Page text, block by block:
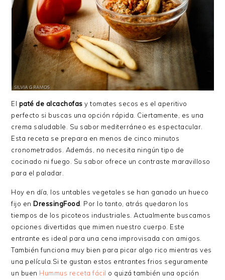
El paté de alcachofas y tomates secos es el aperitivo
perfecto si buscas una opción rápida. Ciertamente, es una
crema saludable. Su sabor mediterráneo es espectacular.
Esta receta se prepara en menos de cinco minutos
cronometrados. Además, no necesita ningún tipo de
cocinado ni fuego. Su sabor ofrece un contraste maravilloso
para el paladar.
Hoy en día, los untables vegetales se han ganado un hueco
fijo en DressingFood . Por lo tanto, atrás quedaron los
tiempos de los picoteos industriales. Actualmente buscamos
opciones divertidas que mimen nuestro cuerpo. Este
entrante es ideal para una cena improvisada con amigos.
También funciona muy bien para picar algo rico mientras ves
una película.Si te gustan estos entrantes frios seguramente
un buen Hummus receta fácil o quizá también una opción